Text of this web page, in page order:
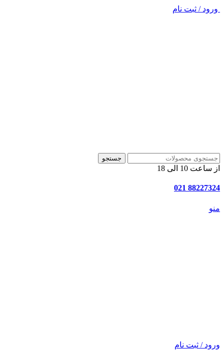
ورود / ثبت نام
جستجو
از ساعت 10 الی 18
88227324 021
منو
ورود / ثبت نام